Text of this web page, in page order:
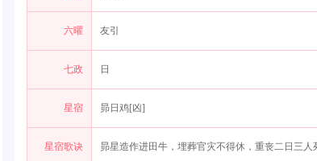
六曜 友引
七政 日
星宿 昴日鸡[凶]
星宿歌诀 昴星造作进田牛，埋葬官灾不得休，重丧二日三